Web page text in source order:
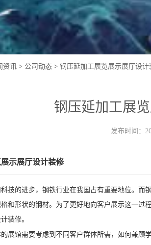
资讯 > 公司动态 > 钢压延加工展览展示展厅设计
钢压延加工展
发布时间：
示展厅设计装修
技的进步，钢铁行业在我国占有重要地位。
和形状的钢材。为了更好地向客户展示这一过
装修。
展馆需要考虑到不同客户群体所需，如何兼